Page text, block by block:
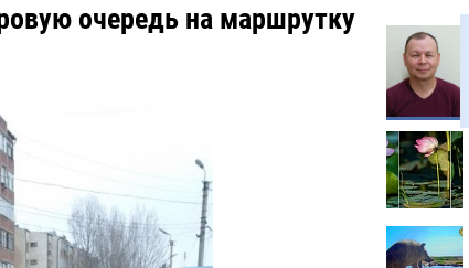
очередь на маршрутку